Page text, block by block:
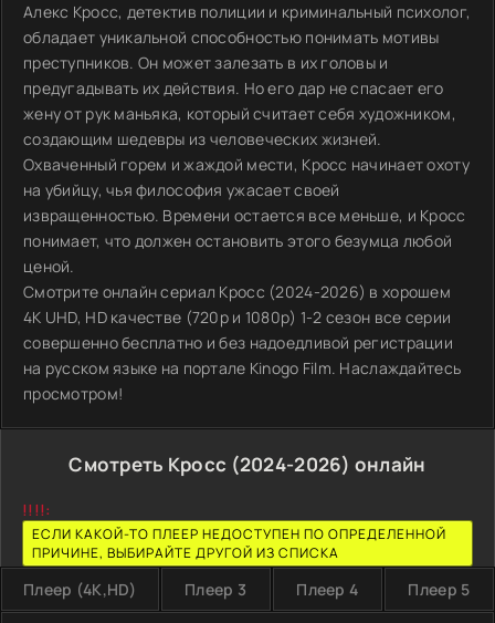
Алекс Кросс, детектив полиции и криминальный психолог,
обладает уникальной способностью понимать мотивы
преступников. Он может залезать в их головы и
предугадывать их действия. Но его дар не спасает его
жену от рук маньяка, который считает себя художником,
создающим шедевры из человеческих жизней.
Охваченный горем и жаждой мести, Кросс начинает охоту
на убийцу, чья философия ужасает своей
извращенностью. Времени остается все меньше, и Кросс
понимает, что должен остановить этого безумца любой
ценой.
Смотрите онлайн сериал Кросс (2024-2026) в хорошем
4K UHD, HD качестве (720p и 1080p) 1-2 сезон все серии
совершенно бесплатно и без надоедливой регистрации
на русском языке на портале Kinogo Film. Наслаждайтесь
просмотром!
Смотреть Кросс (2024-2026) онлайн
!!!!:
ЕСЛИ КАКОЙ-ТО ПЛЕЕР НЕДОСТУПЕН ПО ОПРЕДЕЛЕННОЙ
ПРИЧИНЕ, ВЫБИРАЙТЕ ДРУГОЙ ИЗ СПИСКА
Плеер (4K,HD) Плеер 3 Плеер 4 Плеер 5